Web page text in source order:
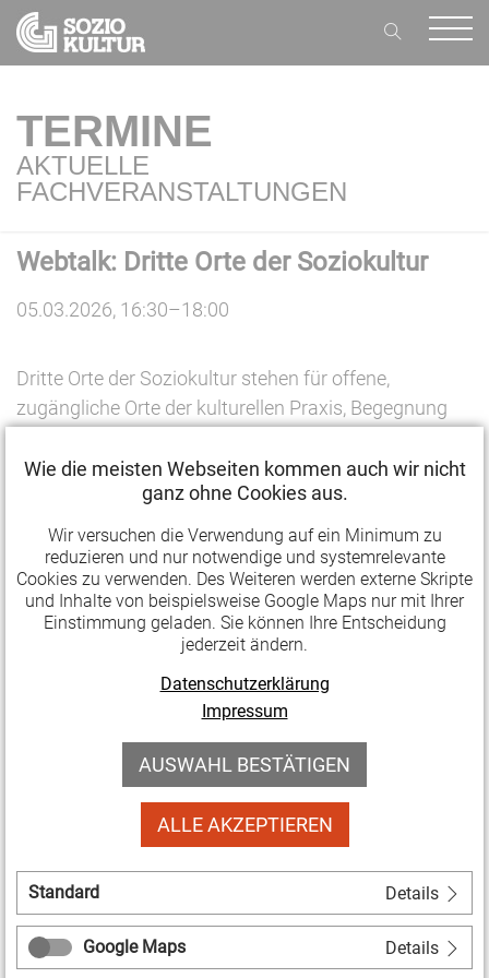
TERMINE
AKTUELLE
FACHVERANSTALTUNGEN
Webtalk: Dritte Orte der Soziokultur
05.03.2026, 16:30–18:00
Dritte Orte der Soziokultur stehen für offene,
zugängliche Orte der kulturellen Praxis, Begegnung
entwickeln sich im Austausch mit den Menschen vor
Der Webtalk des Bundesverbands Soziokultur greift
den Begriff der Dritten Orte aus Sicht der Soziokultur
auf und bringt unterschiedliche Perspektiven aus der
Praxis zusammen. Im Mittelpunkt steht die Frage,
gelebt werden, welche Wirkungen sie entfalten und
welche Bedingungen ihre Arbeit prägen.
Der Webtalk richtet sich an soziokulturelle
Einrichtungen, Verbände und Stiftungen sowie an
Akteur*innen aus Kulturpolitik und Verwaltung – und
MitJan-Gerd Kühling(Kultur & Beeren, Handbuch
How-To Dritter Ort),
(Kulturhaus Wilster)
undOlga Komarova(KommVorZone) kommen
Wie die meisten Webseiten kommen auch wir nicht
ganz ohne Cookies aus.
Wir versuchen die Verwendung auf ein Minimum zu
reduzieren und nur notwendige und systemrelevante
Cookies zu verwenden. Des Weiteren werden externe Skripte
und Inhalte von beispielsweise Google Maps nur mit Ihrer
Einstimmung geladen. Sie können Ihre Entscheidung
jederzeit ändern.
Datenschutzerklärung
Impressum
AUSWAHL BESTÄTIGEN
ALLE AKZEPTIEREN
Standard Details
Google Maps Details